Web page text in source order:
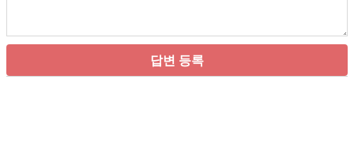
답변 등록